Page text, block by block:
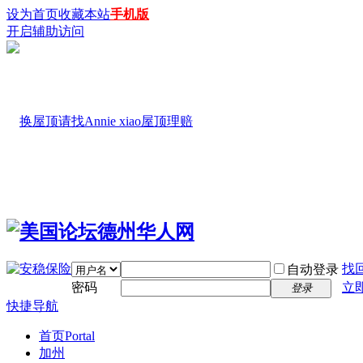
设为首页收藏本站手机版
开启辅助访问
自动登录 找
密码
登录
立
快捷导航
首页Portal
加州